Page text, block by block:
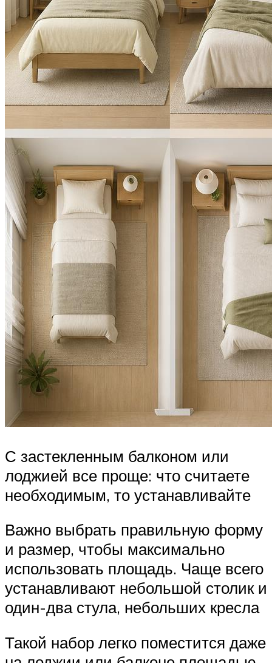
С застекленным балконом или
лоджией все проще: что считаете
необходимым, то устанавливайте
Важно выбрать правильную форму
и размер, чтобы максимально
использовать площадь. Чаще всего
устанавливают небольшой столик и
один-два стула, небольших кресла
Такой набор легко поместится даже